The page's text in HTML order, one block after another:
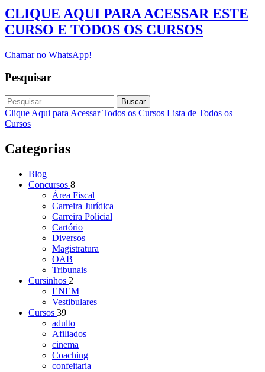
CLIQUE AQUI PARA ACESSAR ESTE
CURSO E TODOS OS CURSOS
Chamar no WhatsApp!
Pesquisar
Buscar
Clique Aqui para Acessar Todos os Cursos Lista de Todos os
Cursos
Categorias
Blog
Concursos 8
Área Fiscal
Carreira Jurídica
Carreira Policial
Cartório
Diversos
Magistratura
OAB
Tribunais
Cursinhos 2
ENEM
Vestibulares
Cursos 39
adulto
Afiliados
cinema
Coaching
confeitaria